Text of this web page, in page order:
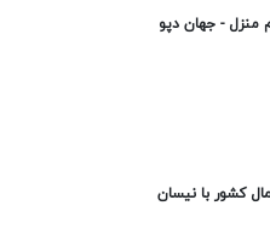
منزل - جهان دپو
کشور با نیسان